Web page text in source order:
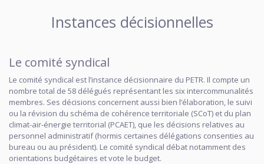
Instances décisionnelles
Le comité syndical
Le comité syndical est l’instance décisionnaire du PETR. Il compte un
nombre total de 58 délégués représentant les six intercommunalités
membres. Ses décisions concernent aussi bien l’élaboration, le suivi
ou la révision du schéma de cohérence territoriale (SCoT) et du plan
climat-air-énergie territorial (PCAET), que les décisions relatives au
personnel administratif (hormis certaines délégations consenties au
bureau ou au président). Le comité syndical débat notamment des
orientations budgétaires et vote le budget.